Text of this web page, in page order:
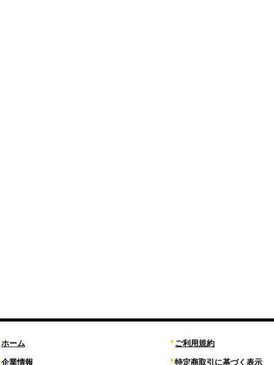
ホーム
企業情報
ご利用規約
特定商取引に基づく表示